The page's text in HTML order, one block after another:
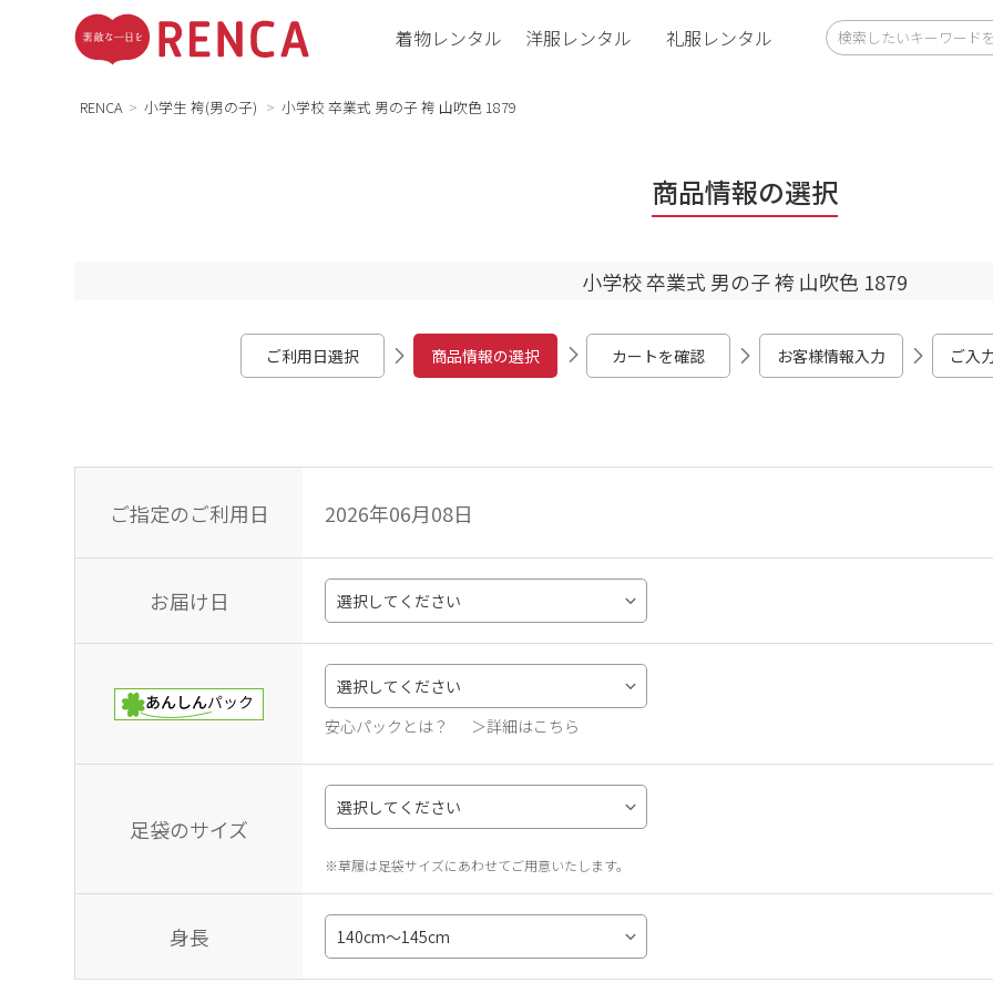
着物レンタル 洋服レンタル 礼服レンタル
RENCA 小学生 袴(男の子) 小学校 卒業式 男の子 袴 山吹色 1879
商品情報の選択
小学校 卒業式 男の子 袴 山吹色 1879
ご利用日選択 商品情報の選択 カートを確認 お客様情報入力 ご入
ご指定のご利用日 2026年06月08日
お届け日
安心パックとは？ ＞詳細はこちら
足袋のサイズ
※草履は足袋サイズにあわせてご用意いたします。
身長